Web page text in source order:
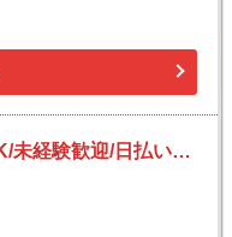
【日勤】14時～23時/週2日～OK/未経験歓迎/日払い可(規定有)/宅配便の仕分け